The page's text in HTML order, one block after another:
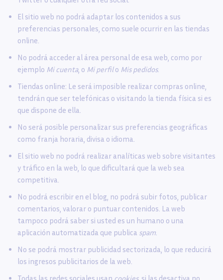
El sitio web no podrá adaptar los contenidos a sus
preferencias personales, como suele ocurrir en las tiendas
online.
No podrá acceder al área personal de esa web, como por
ejemplo Mi cuenta, o Mi perfilo Mis pedidos.
Tiendas online: Le será imposible realizar compras online,
tendrán que ser telefónicas o visitando la tienda física si es
que dispone de ella.
No será posible personalizar sus preferencias geográficas
como franja horaria, divisa o idioma.
El sitio web no podrá realizar analíticas web sobre visitantes
y tráfico en la web, lo que dificultará que la web sea
competitiva.
No podrá escribir en el blog, no podrá subir fotos, publicar
comentarios, valorar o puntuar contenidos. La web
tampoco podrá saber si usted es un humano o una
aplicación automatizada que publica spam
No se podrá mostrar publicidad sectorizada, lo que reducirá
los ingresos publicitarios de la web.
Todas las redes sociales usan cookies, si las desactiva no